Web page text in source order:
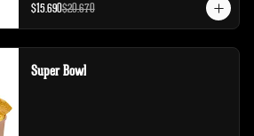
$15.690$20.670
Super Bowl